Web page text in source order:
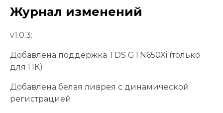
Журнал изменений
v1.0.3:
Добавлена ​​поддержка TDS GTN650Xi (только
для ПК)
Добавлена ​​белая ливрея с динамической
регистрацией